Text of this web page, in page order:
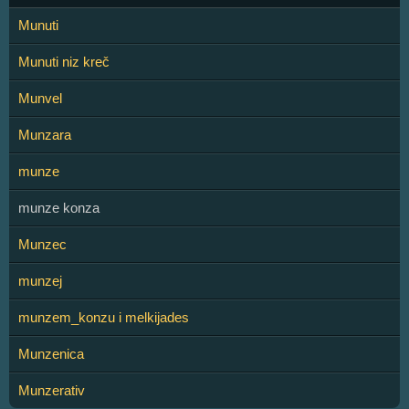
Munuti
Munuti niz kreč
Munvel
Munzara
munze
munze konza
Munzec
munzej
munzem_konzu i melkijades
Munzenica
Munzerativ